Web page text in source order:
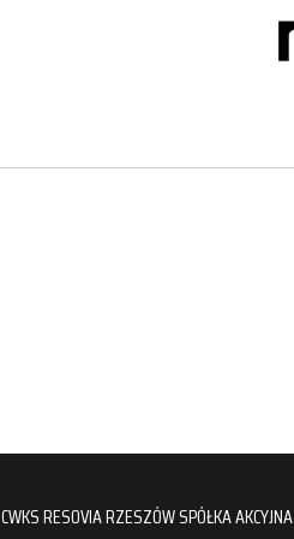
CWKS RESOVIA RZESZÓW SPÓŁKA AKCYJNA